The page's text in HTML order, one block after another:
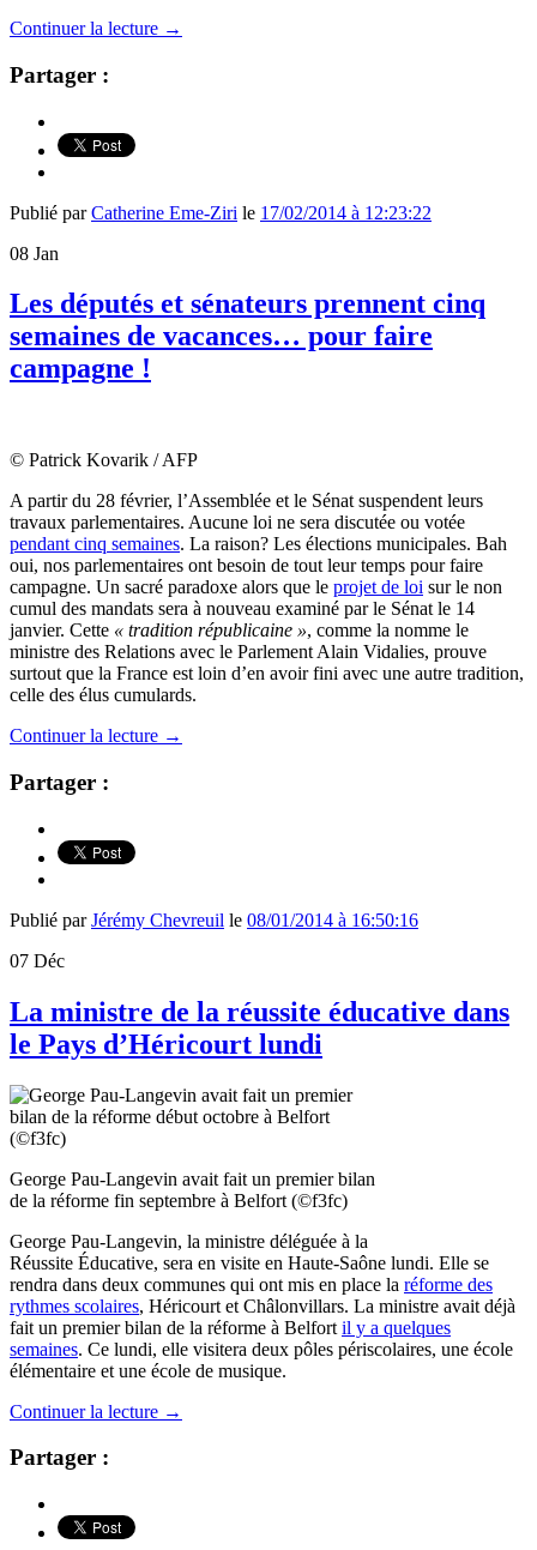
Continuer la lecture →
Partager :
Publié parCatherine Eme-Ziri le 17/02/2014 à 12:23:22
08 Jan
Les députés et sénateurs prennent cinq
semaines de vacances… pour faire
campagne !
© Patrick Kovarik / AFP
A partir du 28 février, l’Assemblée et le Sénat suspendent leurs
travaux parlementaires. Aucune loi ne sera discutée ou votée
pendant cinq semaines. La raison? Les élections municipales. Bah
oui, nos parlementaires ont besoin de tout leur temps pour faire
campagne. Un sacré paradoxe alors que le projet de loi sur le non
cumul des mandats sera à nouveau examiné par le Sénat le 14
janvier. Cette « tradition républicaine », comme la nomme le
ministre des Relations avec le Parlement Alain Vidalies, prouve
surtout que la France est loin d’en avoir fini avec une autre tradition,
celle des élus cumulards.
Continuer la lecture →
Partager :
Publié parJérémy Chevreuil le 08/01/2014 à 16:50:16
07 Déc
La ministre de la réussite éducative dans
le Pays d’Héricourt lundi
George Pau-Langevin avait fait un premier bilan
de la réforme fin septembre à Belfort (©f3fc)
George Pau-Langevin, la ministre déléguée à la
Réussite Éducative, sera en visite en Haute-Saône lundi. Elle se
rendra dans deux communes qui ont mis en place la réforme des
rythmes scolaires, Héricourt et Châlonvillars. La ministre avait déjà
fait un premier bilan de la réforme à Belfort il y a quelques
semaines. Ce lundi, elle visitera deux pôles périscolaires, une école
élémentaire et une école de musique.
Continuer la lecture →
Partager :